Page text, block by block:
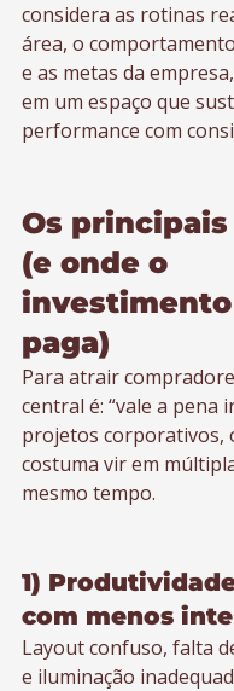
considera as rotinas
área, o
e as metas da
em um espaço que
performance com
Os
(e onde o
paga)
Para atrair
central é: “vale a pena
projetos corporativos,
costuma vir em
mesmo tempo.
1)
com menos
Layout confuso, falta
e iluminação